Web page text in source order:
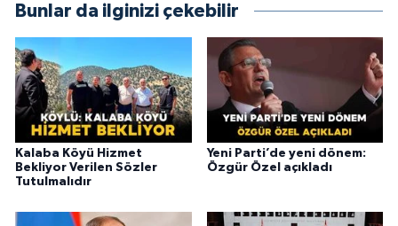
Bunlar da ilginizi çekebilir
Kalaba Köyü Hizmet
Bekliyor Verilen Sözler
Tutulmalıdır
Yeni Parti’de yeni dönem:
Özgür Özel açıkladı